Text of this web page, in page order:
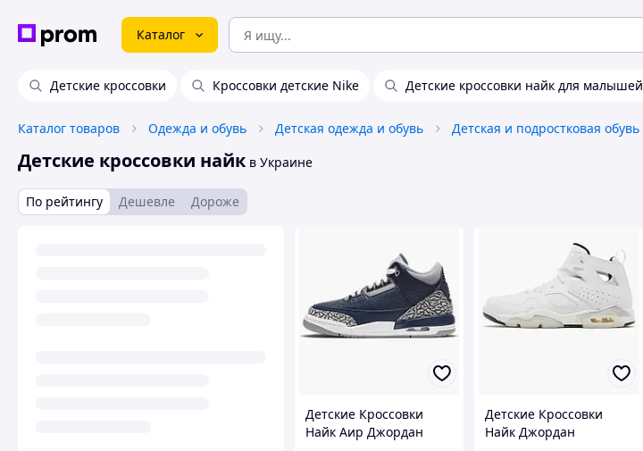
Каталог
Детские кроссовки Кроссовки детские Nike Детские кроссовки найк для малышей
Каталог товаров Одежда и обувь Детская одежда и обувь Детская и подростковая обувь
Детские кроссовки найк в Украине
По рейтингу Дешевле Дороже
Детские Кроссовки
Найк Аир Джордан
Детские Кроссовки
Найк Джордан